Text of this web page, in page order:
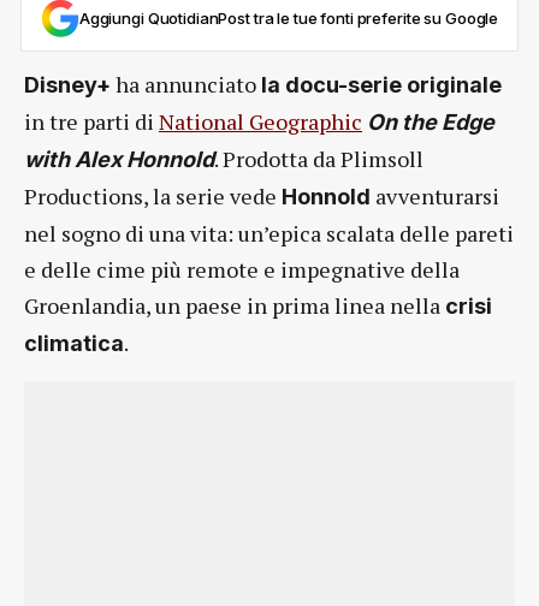
Aggiungi QuotidianPost tra le tue fonti preferite su Google
Disney+ ha annunciato la docu-serie originale
in tre parti di National Geographic On the Edge
with Alex Honnold. Prodotta da Plimsoll
Productions, la serie vede Honnold avventurarsi
nel sogno di una vita: un’epica scalata delle pareti
e delle cime più remote e impegnative della
Groenlandia, un paese in prima linea nella crisi
climatica.